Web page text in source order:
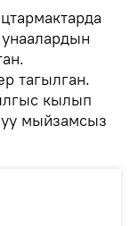
тагылган.
кылып
мыйзамсыз